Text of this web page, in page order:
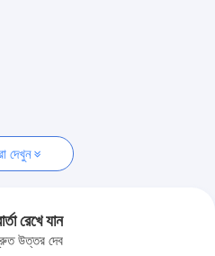
দেখুন
রেখে যান
উত্তর দেব